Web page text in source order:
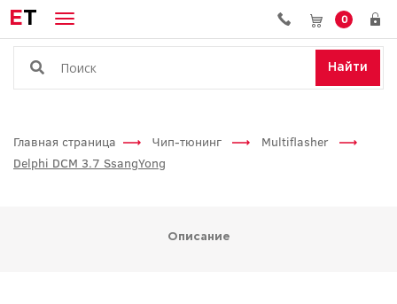
ET 0
Найти
Главная страница Чип-тюнинг
Multiflasher
Delphi DCM 3.7 SsangYong
Описание